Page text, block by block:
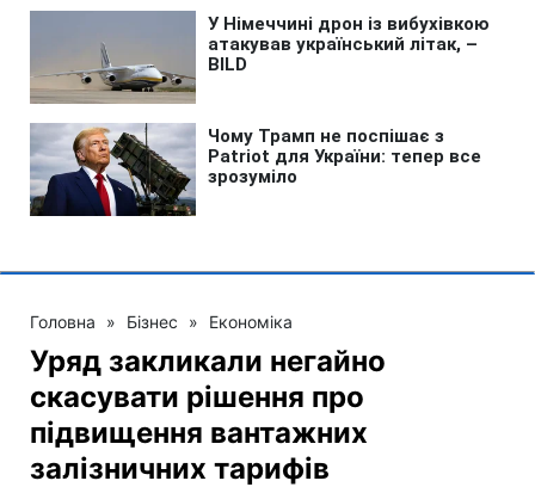
Головна » Бізнес » Економіка
Уряд закликали негайно
скасувати рішення про
підвищення вантажних
залізничних тарифів